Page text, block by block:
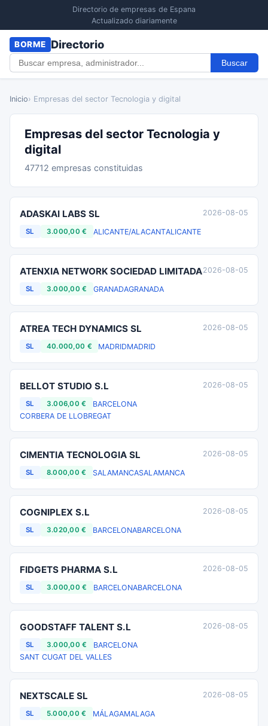
Directorio de empresas de Espana
Actualizado diariamente
BORME Directorio
Buscar
Inicio› Empresas del sector Tecnologia y digital
Empresas del sector Tecnologia y
digital
47712 empresas constituidas
ADASKAI LABS SL
SL 3.000,00 € ALICANTE/ALACANTALICANTE
2026-08-05
ATENXIA NETWORK SOCIEDAD LIMITADA
SL 3.000,00 € GRANADAGRANADA
2026-08-05
ATREA TECH DYNAMICS SL
SL 40.000,00 € MADRIDMADRID
2026-08-05
BELLOT STUDIO S.L
SL 3.006,00 €
BARCELONA
CORBERA DE LLOBREGAT
2026-08-05
CIMENTIA TECNOLOGIA SL
SL 8.000,00 € SALAMANCASALAMANCA
2026-08-05
COGNIPLEX S.L
SL 3.020,00 € BARCELONABARCELONA
2026-08-05
FIDGETS PHARMA S.L
SL 3.000,00 € BARCELONABARCELONA
2026-08-05
GOODSTAFF TALENT S.L
SL 3.000,00 €
BARCELONA
SANT CUGAT DEL VALLES
2026-08-05
NEXTSCALE SL
SL 5.000,00 € MÁLAGAMALAGA
2026-08-05